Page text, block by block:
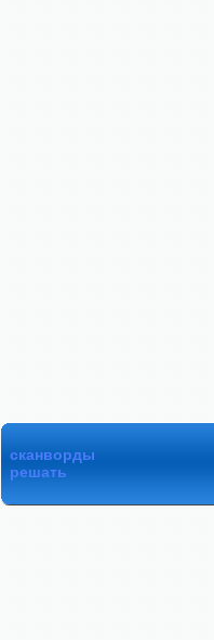
сканворды
решать